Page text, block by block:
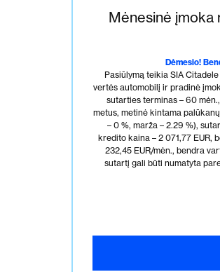
Mėnesinė įmoka
Dėmesio!
Pasiūlymą teikia SIA
vertės automobilį ir pradinė
sutarties terminas – 60
metus, metinė kintama
– 0 %, marža – 2.29 %),
kredito kaina – 2 071,77 EUR,
232,45 EUR/mėn., bendra
sutartį gali būti numatyta